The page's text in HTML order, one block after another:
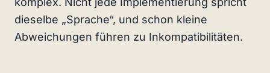
dieselbe „Sprache“, und schon kleine
Abweichungen führen zu Inkompatibilitäten.